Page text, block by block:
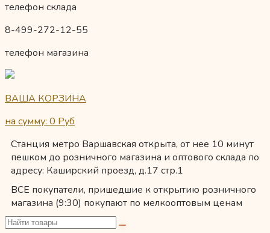
телефон склада
8-499-272-12-55
телефон магазина
ВАША КОРЗИНА
на сумму: 0 Руб
Станция метро Варшавская открыта, от нее 10 минут
пешком до розничного магазина и оптового склада по
адресу: Каширский проезд, д.17 стр.1
ВСЕ покупатели, пришедшие к открытию розничного
магазина (9:30) покупают по мелкооптовым ценам